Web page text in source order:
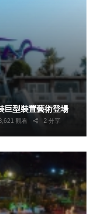
巨型裝置藝術登場
觀看 2 分享